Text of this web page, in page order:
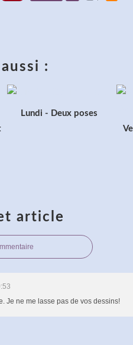
:
Lundi - Deux poses
article
Je ne me lasse pas de vos dessins!